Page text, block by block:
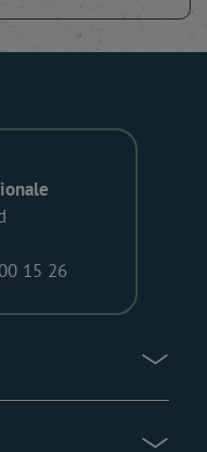
15 26